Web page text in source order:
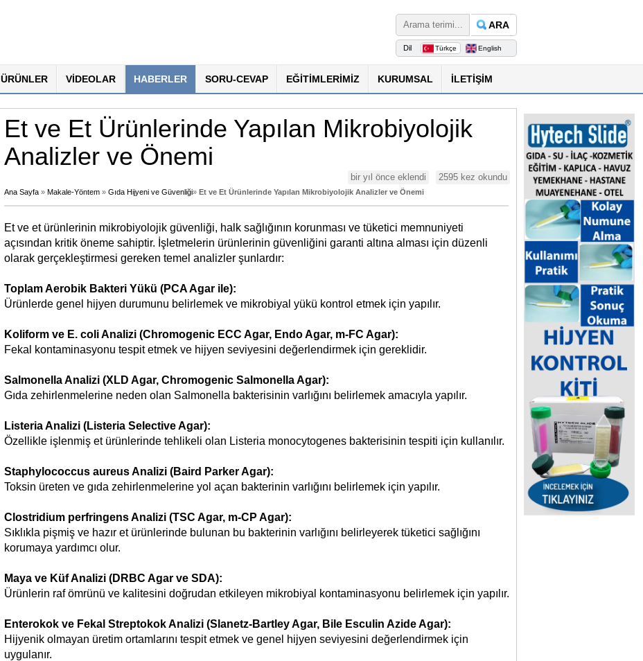
ARA
Dil Türkçe English
ÜRÜNLER VİDEOLAR HABERLER SORU-CEVAP EĞİTİMLERİMİZ KURUMSAL İLETİŞİM
Et ve Et Ürünlerinde Yapılan Mikrobiyolojik
Analizler ve Önemi
2595 kez okundu
bir yıl önce eklendi
Ana Sayfa » Makale-Yöntem » Gıda Hijyeni ve Güvenliği» Et ve Et Ürünlerinde Yapılan Mikrobiyolojik Analizler ve Önemi
Et ve et ürünlerinin mikrobiyolojik güvenliği, halk sağlığının korunması ve tüketici memnuniyeti
açısından kritik öneme sahiptir. İşletmelerin ürünlerinin güvenliğini garanti altına alması için düzenli
olarak gerçekleştirmesi gereken temel analizler şunlardır:
Toplam Aerobik Bakteri Yükü (PCA Agar ile):
Ürünlerde genel hijyen durumunu belirlemek ve mikrobiyal yükü kontrol etmek için yapılır.
Koliform ve E. coli Analizi (Chromogenic ECC Agar, Endo Agar, m-FC Agar):
Fekal kontaminasyonu tespit etmek ve hijyen seviyesini değerlendirmek için gereklidir.
Salmonella Analizi (XLD Agar, Chromogenic Salmonella Agar):
Gıda zehirlenmelerine neden olan Salmonella bakterisinin varlığını belirlemek amacıyla yapılır.
Listeria Analizi (Listeria Selective Agar):
Özellikle işlenmiş et ürünlerinde tehlikeli olan Listeria monocytogenes bakterisinin tespiti için kullanılır.
Staphylococcus aureus Analizi (Baird Parker Agar):
Toksin üreten ve gıda zehirlenmelerine yol açan bakterinin varlığını belirlemek için yapılır.
Clostridium perfringens Analizi (TSC Agar, m-CP Agar):
Sıklıkla pişmiş ve hazır et ürünlerinde bulunan bu bakterinin varlığını belirleyerek tüketici sağlığını
korumaya yardımcı olur.
Maya ve Küf Analizi (DRBC Agar ve SDA):
Ürünlerin raf ömrünü ve kalitesini doğrudan etkileyen mikrobiyal kontaminasyonu belirlemek için yapılır.
Enterokok ve Fekal Streptokok Analizi (Slanetz-Bartley Agar, Bile Esculin Azide Agar):
Hijyenik olmayan üretim ortamlarını tespit etmek ve genel hijyen seviyesini değerlendirmek için
uygulanır.